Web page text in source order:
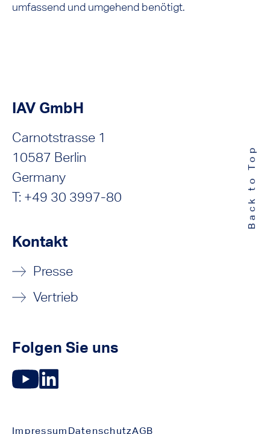
umfassend und umgehend benötigt.
IAV GmbH
Carnotstrasse 1
10587 Berlin
Germany
T: +49 30 3997-80
Kontakt
Presse
Vertrieb
Folgen Sie uns
Impressum DatenschutzAGB
Back to Top